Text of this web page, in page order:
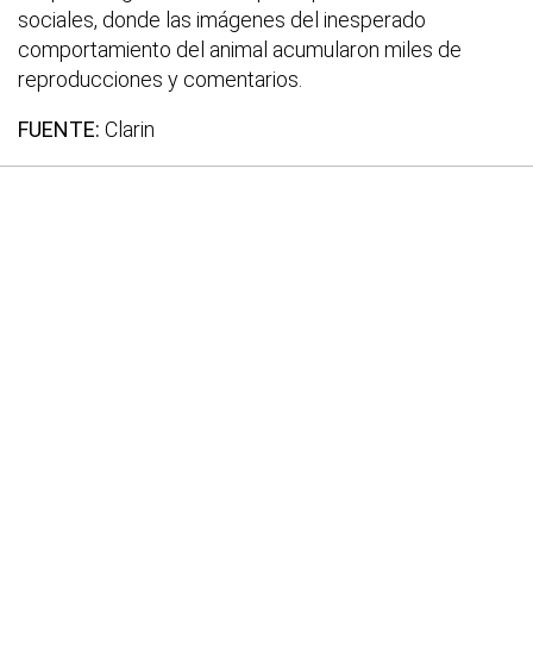
sociales, donde las imágenes del inesperado
comportamiento del animal acumularon miles de
reproducciones y comentarios.
FUENTE: Clarin